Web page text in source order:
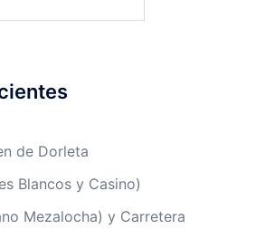
de Dorleta
Blancos y Casino)
Mezalocha) y Carretera